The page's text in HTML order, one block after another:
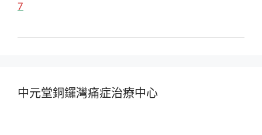
7
中元堂銅鑼灣痛症治療中心